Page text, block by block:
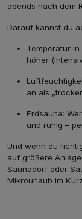
abends nach dem
Darauf kannst du
Temperatur
höher
an als
Erdsauna:
und ruhig –
Und wenn du
auf größere
Saunadorf oder
Mikrourlaub im